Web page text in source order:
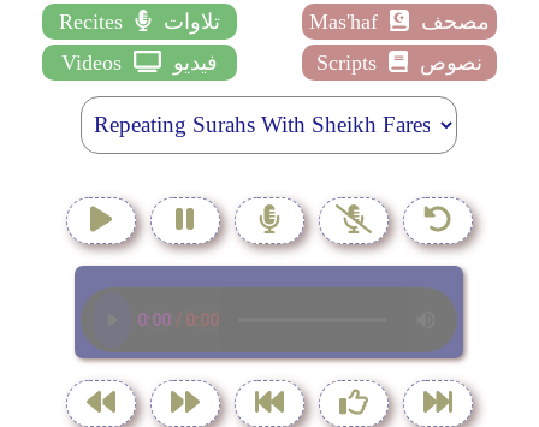
Recites تلاوات Mas'haf
مصحف
Videos
فيديو Scripts نصوص